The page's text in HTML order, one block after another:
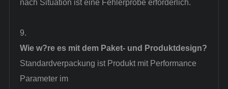
nach Situation ist eine Fehlerprobe erforderlich.
9.
Wie w?re es mit dem Paket- und Produktdesign?
Standardverpackung ist Produkt mit Performance
Parameterim